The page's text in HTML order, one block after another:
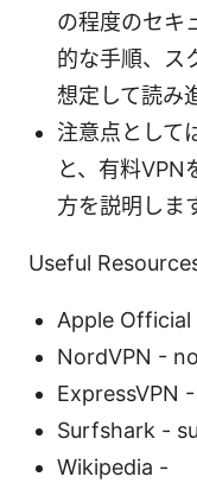
の程度のセキ
的な手順、ス
想定して読み
注意点として
と、有料VPN
方を説明しま
Useful
Apple
NordVPN -
ExpressVPN
Surfshark -
Wikipedia -